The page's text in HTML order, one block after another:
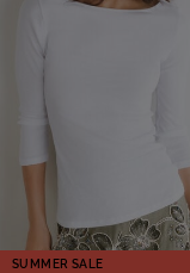
SUMMER SALE